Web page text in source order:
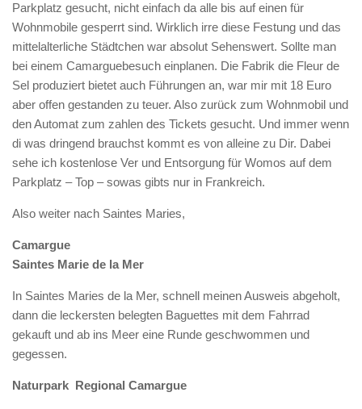
Parkplatz gesucht, nicht einfach da alle bis auf einen für
Wohnmobile gesperrt sind. Wirklich irre diese Festung und das
mittelalterliche Städtchen war absolut Sehenswert. Sollte man
bei einem Camarguebesuch einplanen. Die Fabrik die Fleur de
Sel produziert bietet auch Führungen an, war mir mit 18 Euro
aber offen gestanden zu teuer. Also zurück zum Wohnmobil und
den Automat zum zahlen des Tickets gesucht. Und immer wenn
di was dringend brauchst kommt es von alleine zu Dir. Dabei
sehe ich kostenlose Ver und Entsorgung für Womos auf dem
Parkplatz – Top – sowas gibts nur in Frankreich.
Also weiter nach Saintes Maries,
Camargue
Saintes Marie de la Mer
In Saintes Maries de la Mer, schnell meinen Ausweis abgeholt,
dann die leckersten belegten Baguettes mit dem Fahrrad
gekauft und ab ins Meer eine Runde geschwommen und
gegessen.
Naturpark Regional Camargue